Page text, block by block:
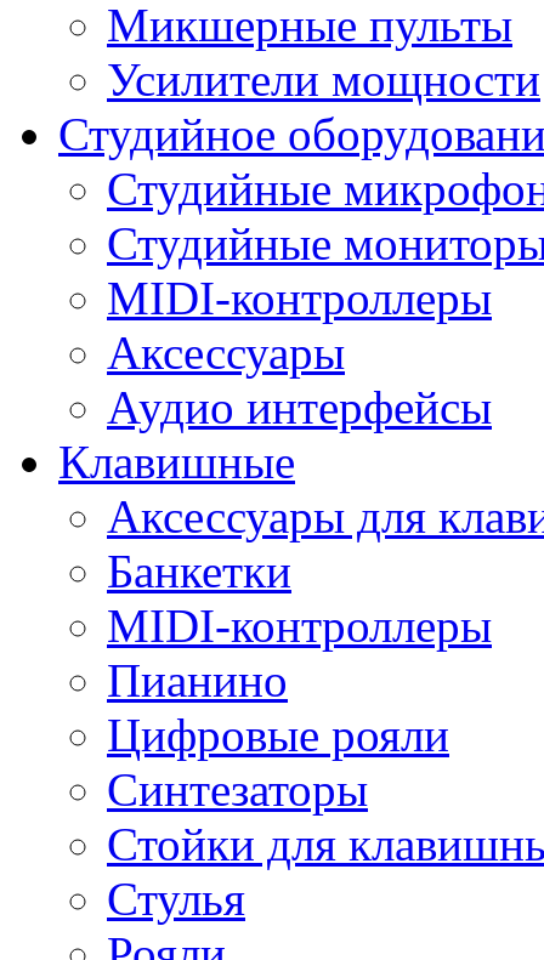
Микшерные пульты
Усилители мощности
Студийное
Студийные
Студийные
MIDI-контроллеры
Аксессуары
Аудио интерфейсы
Клавишные
Аксессуары для
Банкетки
MIDI-контроллеры
Пианино
Цифровые рояли
Синтезаторы
Стойки для
Стулья